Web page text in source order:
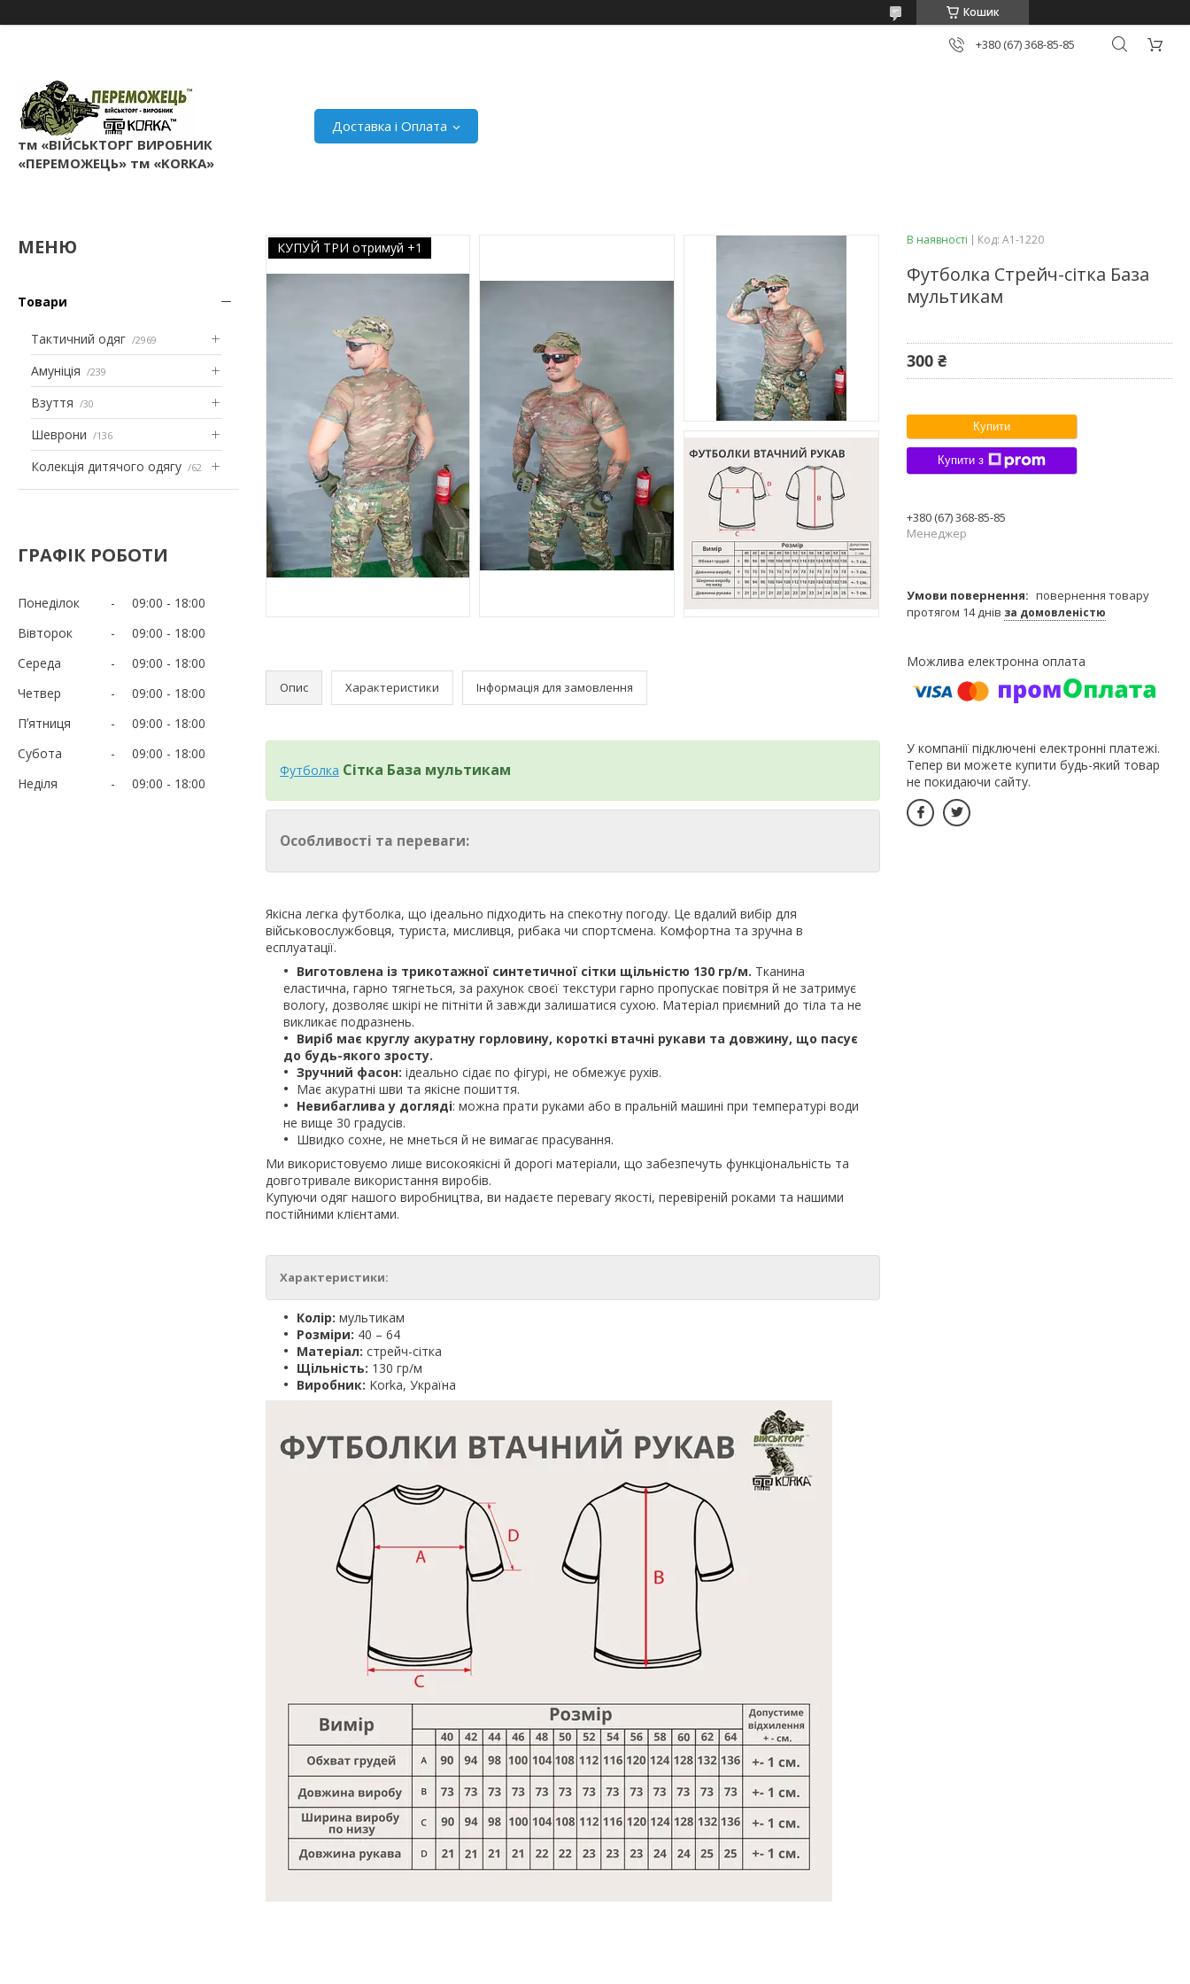
Кошик
+380 (67) 368-85-85
тм «ВІЙСЬКТОРГ ВИРОБНИК
«ПЕРЕМОЖЕЦЬ» тм «KORKA»
Доставка і Оплата
Товари
Тактичний одяг 2969
Амуніція 239
Взуття 30
Шеврони 136
Колекція дитячого одягу 62
ГРАФІК РОБОТИ
Понеділок 09:00
18:00
Вівторок
09:00
18:00
Середа
09:00
18:00
Четвер
09:00
18:00
Пʼятниця
09:00
18:00
Субота
09:00
18:00
Неділя
09:00 18:00
КУПУЙ ТРИ отримуй +1
Опис Характеристики Інформація для замовлення
Футболка Сітка База мультикам
Особливості та переваги:
Якісна легка футболка, що ідеально підходить на спекотну погоду. Це вдалий вибір для
військовослужбовця, туриста, мисливця, рибака чи спортсмена. Комфортна та зручна в
есплуатації.
Виготовлена із трикотажної синтетичної сітки щільністю 130 гр/м. Тканина
еластична, гарно тягнеться, за рахунок своєї текстури гарно пропускає повітря й не затримує
вологу, дозволяє шкірі не пітніти й завжди залишатися сухою. Матеріал приємний до тіла та не
викликає подразнень.
Виріб має круглу акуратну горловину, короткі втачні рукави та довжину, що пасує
до будь-якого зросту.
Зручний фасон: ідеально сідає по фігурі, не обмежує рухів.
Має акуратні шви та якісне пошиття.
Невибаглива у догляді: можна прати руками або в пральній машині при температурі води
не вище 30 градусів.
Швидко сохне, не мнеться й не вимагає прасування.
Ми використовуємо лише високоякісні й дорогі матеріали, що забезпечуть функціональність та
довготривале використання виробів.
Купуючи одяг нашого виробництва, ви надаєте перевагу якості, перевіреній роками та нашими
постійними клієнтами.
Характеристики:
Колір: мультикам
Розміри: 40 – 64
Матеріал: стрейч-сітка
Щільність: 130 гр/м
Виробник: Korka, Україна
В наявності Код: А1-1220
Футболка Стрейч-сітка База
мультикам
300 ₴
Купити
Купити з
+380 (67) 368-85-85
Менеджер
повернення товару
протягом 14 днів за домовленістю
У компанії підключені електронні платежі.
Тепер ви можете купити будь-який товар
не покидаючи сайту.